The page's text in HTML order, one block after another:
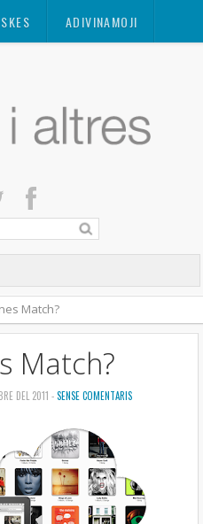
ADIVINAMOJI
Match?
Match?
DEL 2011 -SENSE COMENTARIS